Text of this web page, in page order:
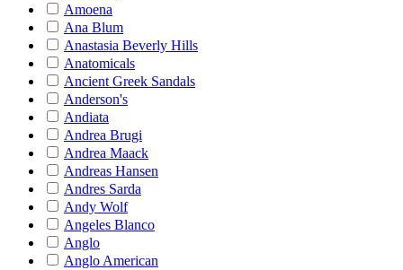
Amoena
Ana Blum
Anastasia Beverly Hills
Anatomicals
Ancient Greek Sandals
Anderson's
Andiata
Andrea Brugi
Andrea Maack
Andreas Hansen
Andres Sarda
Andy Wolf
Angeles Blanco
Anglo
Anglo American